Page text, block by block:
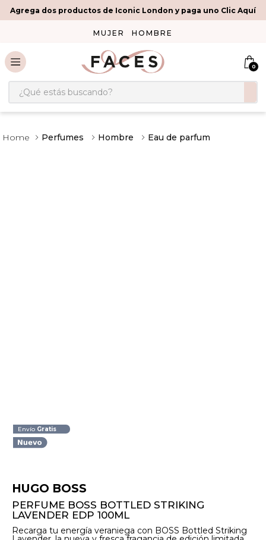
Agrega dos productos de Iconic London y paga uno Clic Aquí
MUJER HOMBRE
0
¿Qué estás buscando?
Perfumes Hombre Eau de parfum
Envío Gratis
HUGO BOSS
PERFUME BOSS BOTTLED STRIKING
LAVENDER EDP 100ML
Recarga tu energía veraniega con BOSS Bottled Striking